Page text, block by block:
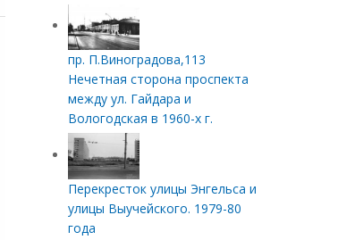
пр. П.Виноградова,113
Нечетная сторона проспекта
между ул. Гайдара и
Вологодская в 1960-х г.
Перекресток улицы Энгельса и
улицы Выучейского. 1979-80
года